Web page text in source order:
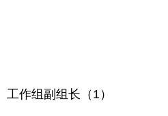
工作组副组长（1）